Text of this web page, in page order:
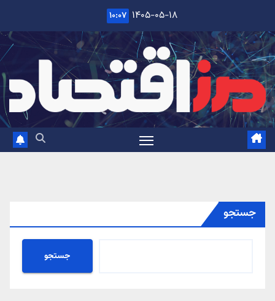
content
۱۴۰۵-۰۵-۱۸ ۱۰:۰۷
جستجو
جستجو